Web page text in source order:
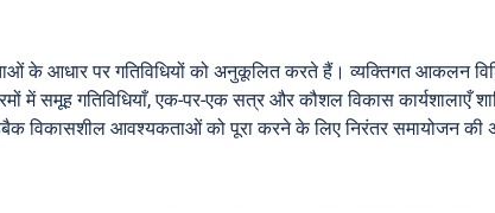
के आधार पर गतिविधियों को अनुकूलित करते हैं। व्यक्तिगत आकलन
में समूह गतिविधियाँ, एक-पर-एक सत्र और कौशल विकास कार्यशालाएँ
विकासशील आवश्यकताओं को पूरा करने के लिए निरंतर समायोजन की